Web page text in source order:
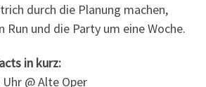
durch die Planung machen,
Run und die Party um eine Woche.
in kurz:
@ Alte Oper